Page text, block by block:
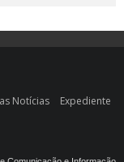
Notícias Expediente